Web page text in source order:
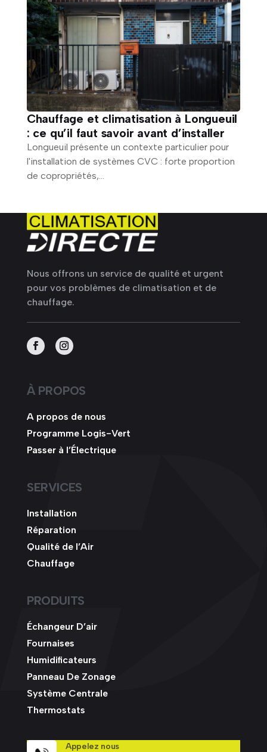
Chauffage et climatisation à Longueuil
: ce qu’il faut savoir avant d’installer
Longueuil présente un contexte particulier pour
l'installation de systèmes CVC : forte proportion
de copropriétés,...
Nous offrons un service de qualité et urgent
pour vos problèmes de climatisation et de
chauffage.
À PROPOS
A propos de nous
Programme Logis-Vert
Passer à l’Électrique
SERVICES
Installation
Réparation
Qualité de l’Air
Chauffage
PRODUITS
Échangeur D’air
Fournaises
Humidificateurs
Panneau De Zonage
Système Centrale
Thermostats
Appelez nous